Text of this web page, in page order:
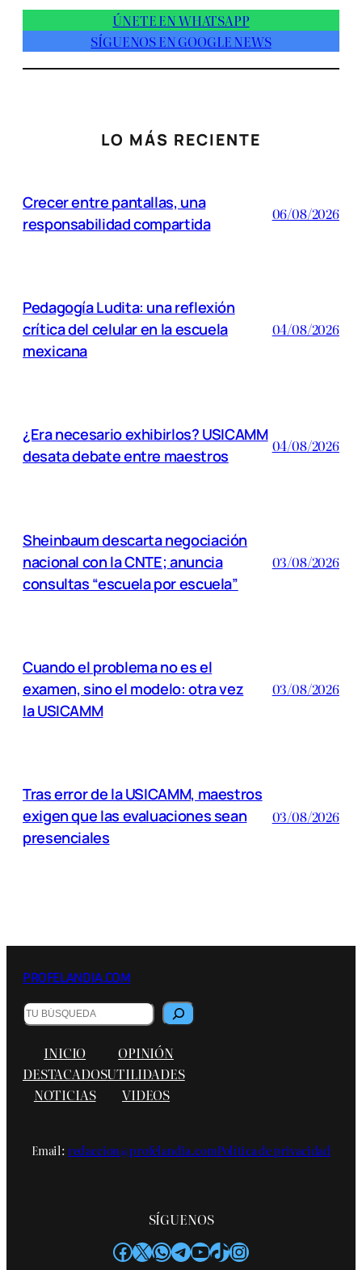
ÚNETE EN WHATSAPP
SÍGUENOS EN GOOGLE NEWS
LO MÁS RECIENTE
Crecer entre pantallas, una
responsabilidad compartida
06/08/2026
Pedagogía Ludita: una reflexión
crítica del celular en la escuela
mexicana
04/08/2026
¿Era necesario exhibirlos? USICAMM
desata debate entre maestros
04/08/2026
Sheinbaum descarta negociación
nacional con la CNTE; anuncia
consultas “escuela por escuela”
03/08/2026
Cuando el problema no es el
examen, sino el modelo: otra vez
la USICAMM
03/08/2026
Tras error de la USICAMM, maestros
exigen que las evaluaciones sean
presenciales
03/08/2026
PROFELANDIA.COM
B
u
a
r
INICIO
DESTACADOS
NOTICIAS
OPINIÓN
UTILIDADES
VIDEOS
Email:redaccion@profelandia.comPolítica de privacidad
SÍGUENOS
Facebook
X WhatsApp
Telegram
YouTube
TikTok
Instagram